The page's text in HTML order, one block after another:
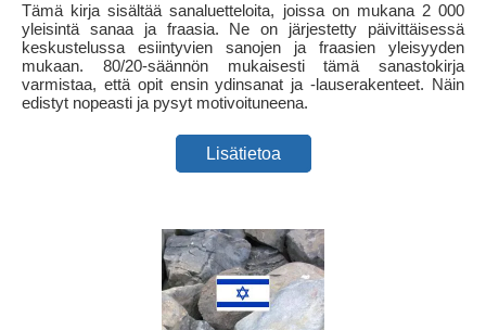
Tämä kirja sisältää sanaluetteloita, joissa on mukana 2 000
yleisintä sanaa ja fraasia. Ne on järjestetty päivittäisessä
keskustelussa esiintyvien sanojen ja fraasien yleisyyden
mukaan. 80/20-säännön mukaisesti tämä sanastokirja
varmistaa, että opit ensin ydinsanat ja -lauserakenteet. Näin
edistyt nopeasti ja pysyt motivoituneena.
Lisätietoa